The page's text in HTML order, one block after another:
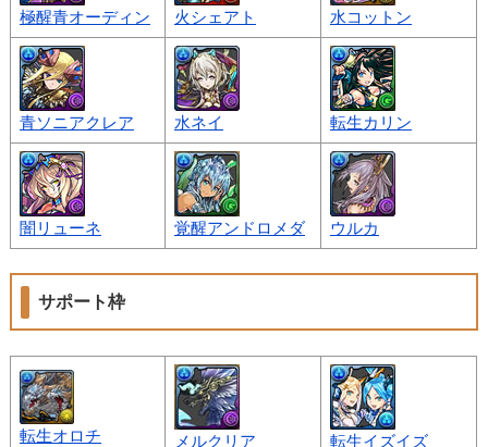
極醒青オーディン 火シェアト 水コットン
青ソニアクレア 水ネイ 転生カリン
闇リューネ 覚醒アンドロメダ ウルカ
サポート枠
転生オロチ メルクリア 転生イズイズ